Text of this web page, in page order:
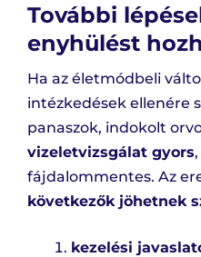
További
enyhülést
Ha az életmódbeli
intézkedések ellenére
panaszok, indokolt
vizeletvizsgálat gyors
fájdalommentes. Az
következők jöhetnek
kezelési